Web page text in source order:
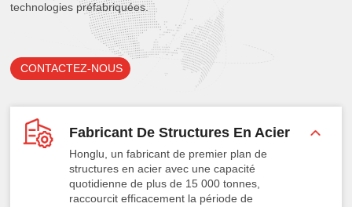
technologies préfabriquées.
CONTACTEZ-NOUS
Fabricant De Structures En Acier
Honglu, un fabricant de premier plan de
structures en acier avec une capacité
quotidienne de plus de 15 000 tonnes,
raccourcit efficacement la période de